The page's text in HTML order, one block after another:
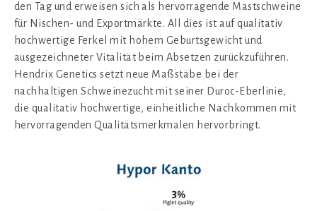
den Tag und erweisen sich als hervorragende Mastschweine
für Nischen- und Exportmärkte. All dies ist auf qualitativ
hochwertige Ferkel mit hohem Geburtsgewicht und
ausgezeichneter Vitalität beim Absetzen zurückzuführen.
Hendrix Genetics setzt neue Maßstäbe bei der
nachhaltigen Schweinezucht mit seiner Duroc-Eberlinie,
die qualitativ hochwertige, einheitliche Nachkommen mit
hervorragenden Qualitätsmerkmalen hervorbringt.